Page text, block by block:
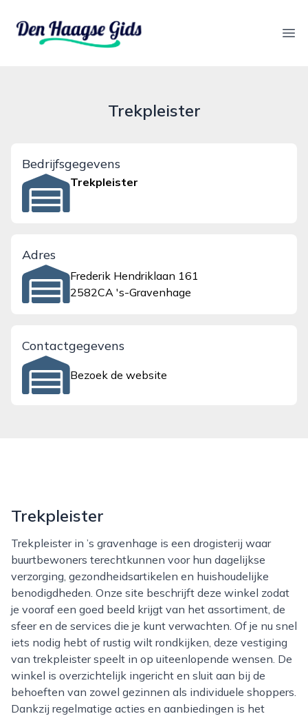
denhaagsegids.nl
Trekpleister
Bedrijfsgegevens
Trekpleister
Adres
Frederik Hendriklaan 161
2582CA 's-Gravenhage
Contactgegevens
Bezoek de website
Trekpleister
Trekpleister in ’s gravenhage is een drogisterij waar
buurtbewoners terechtkunnen voor hun dagelijkse
verzorging, gezondheidsartikelen en huishoudelijke
benodigdheden. Onze site beschrijft deze winkel zodat
je vooraf een goed beeld krijgt van het assortiment, de
sfeer en de services die je kunt verwachten. Of je nu snel
iets nodig hebt of rustig wilt rondkijken, deze vestiging
van trekpleister speelt in op uiteenlopende wensen. De
winkel is overzichtelijk ingericht en sluit aan bij de
behoeften van zowel gezinnen als individuele shoppers.
Dankzij regelmatige acties en aanbiedingen is het